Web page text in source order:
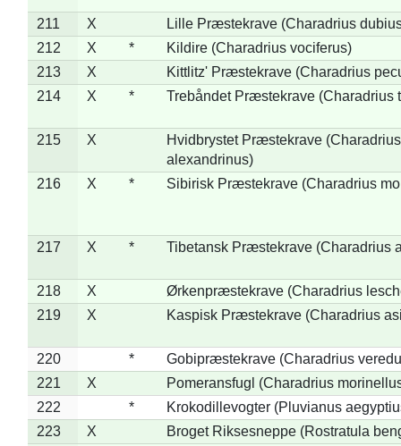
211 X
Lille Præstekrave (Charadrius
212
X *
Kildire (Charadrius vociferus)
213
X
Kittlitz' Præstekrave (Charadrius
214
X * Trebåndet Præstekrave (Charadrius
215 X
Hvidbrystet Præstekrave (Charadrius
alexandrinus)
216
X * Sibirisk Præstekrave (Charadrius
217 X * Tibetansk Præstekrave (Charadrius
218 X
Ørkenpræstekrave (Charadrius
219
X Kaspisk Præstekrave (Charadrius
220 *
Gobipræstekrave (Charadrius
221
X
Pomeransfugl (Charadrius
222
*
Krokodillevogter (Pluvianus
223
X
Broget Riksesneppe (Rostratula